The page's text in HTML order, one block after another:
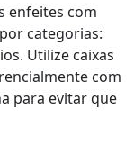
enfeites com
categorias:
Utilize caixas
com
para evitar que